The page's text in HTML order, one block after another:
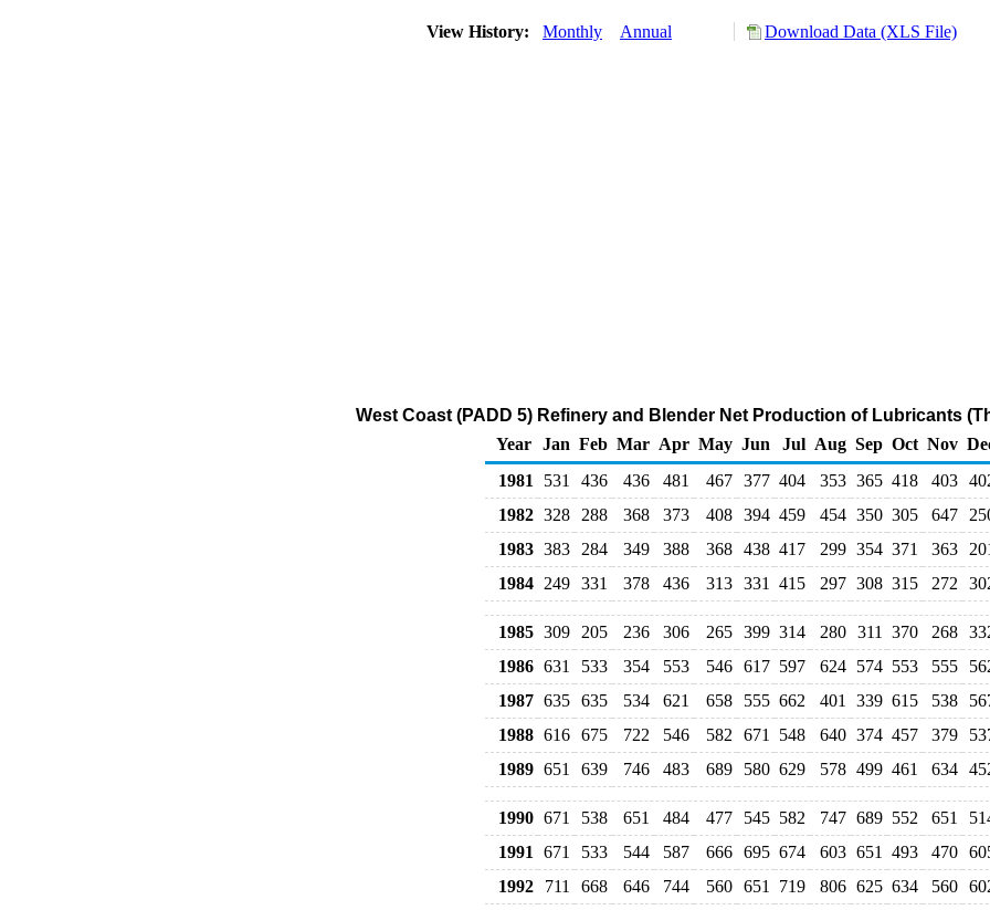
View History: Monthly Annual Download Data (XLS File)
West Coast (PADD 5) Refinery and Blender Net Production of Lubricants
Year Jan Feb Mar Apr May Jun Jul Aug Sep Oct Nov
1981
531 436 436 481 467 377 404 353 365 418 403
1982 328 288 368 373 408 394 459 454 350 305 647
1983 383 284 349 388 368 438 417 299 354 371 363
1984 249 331 378 436 313 331 415 297 308 315 272
1985 309 205 236 306 265 399 314 280 311 370 268
1986 631 533 354 553 546 617 597 624 574 553 555
1987 635 635 534 621 658 555 662 401 339 615 538
1988 616 675 722 546 582 671 548 640 374 457 379
1989 651 639 746 483 689 580 629 578 499 461 634
1990 671 538 651 484 477 545 582 747 689 552 651
1991
671 533 544 587 666 695 674 603 651 493 470
1992
711 668 646 744 560 651 719 806 625 634 560